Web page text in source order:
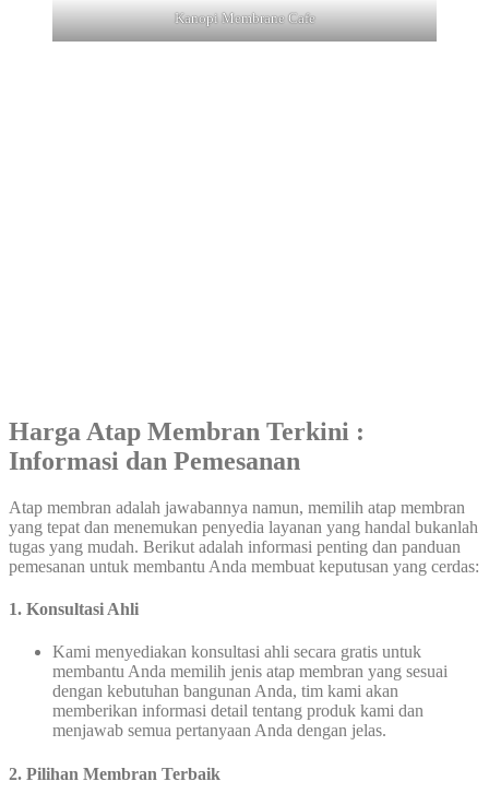
Kanopi Membrane Cafe
Harga Atap Membran Terkini :
Informasi dan Pemesanan
Atap membran adalah jawabannya namun, memilih atap membran
yang tepat dan menemukan penyedia layanan yang handal bukanlah
tugas yang mudah. Berikut adalah informasi penting dan panduan
pemesanan untuk membantu Anda membuat keputusan yang cerdas:
1. Konsultasi Ahli
Kami menyediakan konsultasi ahli secara gratis untuk
membantu Anda memilih jenis atap membran yang sesuai
dengan kebutuhan bangunan Anda, tim kami akan
memberikan informasi detail tentang produk kami dan
menjawab semua pertanyaan Anda dengan jelas.
2. Pilihan Membran Terbaik